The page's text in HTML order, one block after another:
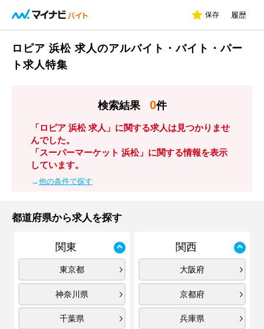
保存 履歴
ロピア 浜松 求人のアルバイト・バイト・パー
ト求人特集
検索結果 0件
「ロピア 浜松 求人」に関する求人は見つかりませ
んでした。
「スーパーマーケット 浜松」に関する情報を表示
しています。
→他の条件で探す
都道府県から求人を探す
関東
東京都
神奈川県
千葉県
関西
大阪府
京都府
兵庫県